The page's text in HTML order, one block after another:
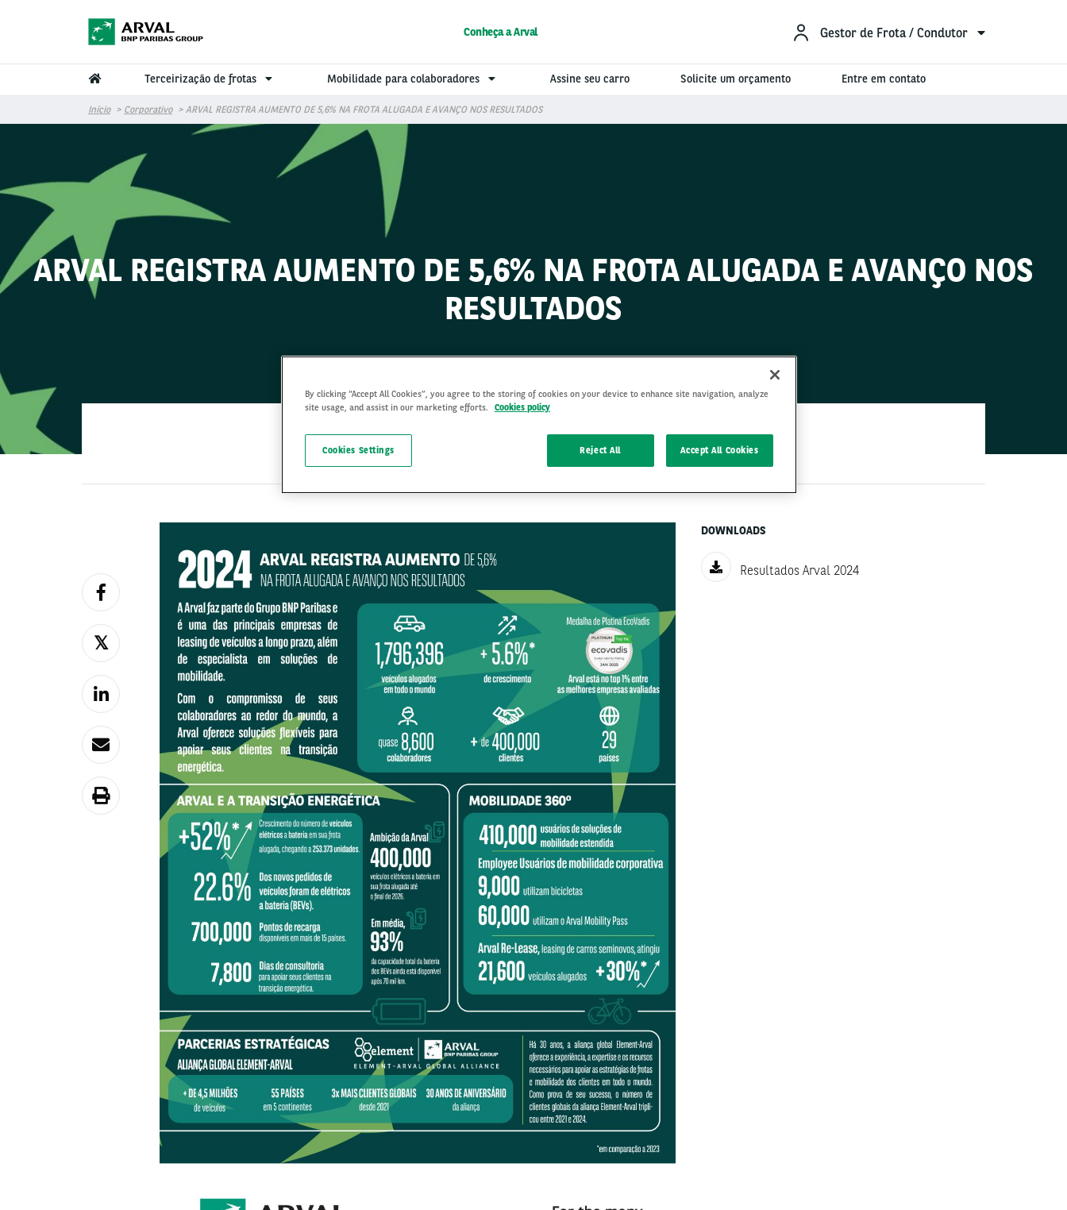
Conheça a Arval Gestor de Frota / Condutor
Terceirização de frotas Mobilidade para colaboradores Assine seu carro Solicite um orçamento Entre em contato
Início Corporativo ARVAL REGISTRA AUMENTO DE 5,6% NA FROTA ALUGADA E AVANÇO NOS RESULTADOS
ARVAL REGISTRA AUMENTO DE 5,6% NA FROTA ALUGADA E AVANÇO NOS
RESULTADOS
DOWNLOADS
Resultados Arval 2024
By clicking “Accept All Cookies”, you agree to the storing of cookies on your device to enhance site navigation, analyze
site usage, and assist in our marketing efforts.
Cookies policy
Reject All Accept All Cookies
Cookies Settings